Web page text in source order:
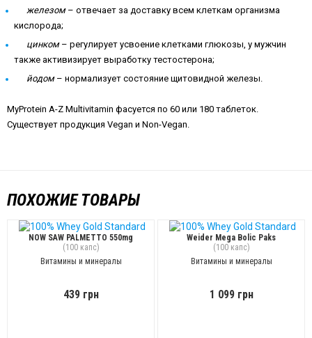
железом– отвечает за доставку всем клеткам организма
кислорода;
цинком– регулирует усвоение клетками глюкозы, у мужчин
также активизирует выработку тестостерона;
йодом– нормализует состояние щитовидной железы.
MyProtein A-Z Multivitamin фасуется по 60 или 180 таблеток.
Существует продукция Vegan и Non-Vegan.
ПОХОЖИЕ ТОВАРЫ
NOW SAW PALMETTO 550mg
(100 капс)
Витамины и минералы
439 грн
Weider Mega Bolic Paks
(100 капс)
Витамины и минералы
1 099 грн